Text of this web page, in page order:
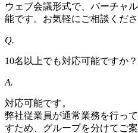
ウェブ会議形式で、バーチャ
能です。お気軽にご相談くださ
Q.
10名以上でも対応可能ですか？
A.
対応可能です。
弊社従業員が通常業務を行っ
すため、グループを分けてご